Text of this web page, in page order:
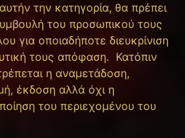
την κατηγορία, θα πρέπει
του προσωπικού τους
για οποιαδήποτε διευκρίνιση
τους απόφαση. Κατόπιν
η αναμετάδοση,
έκδοση αλλά όχι η
του περιεχομένου του